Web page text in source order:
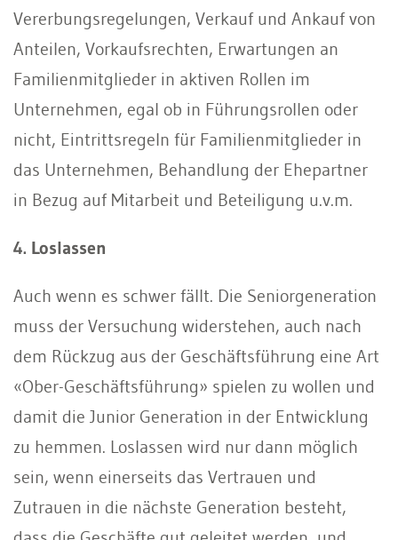
Vererbungsregelungen, Verkauf und Ankauf von
Anteilen, Vorkaufsrechten, Erwartungen an
Familienmitglieder in aktiven Rollen im
Unternehmen, egal ob in Führungsrollen oder
nicht, Eintrittsregeln für Familienmitglieder in
das Unternehmen, Behandlung der Ehepartner
in Bezug auf Mitarbeit und Beteiligung u.v.m.
4. Loslassen
Auch wenn es schwer fällt. Die Seniorgeneration
muss der Versuchung widerstehen, auch nach
dem Rückzug aus der Geschäftsführung eine Art
«Ober-Geschäftsführung» spielen zu wollen und
damit die Junior Generation in der Entwicklung
zu hemmen. Loslassen wird nur dann möglich
sein, wenn einerseits das Vertrauen und
Zutrauen in die nächste Generation besteht,